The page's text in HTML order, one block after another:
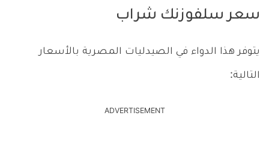
سعر سلفوزنك شراب
يتوفر هذا الدواء في الصيدليات المصرية بالأسعار
التالية:
ADVERTISEMENT